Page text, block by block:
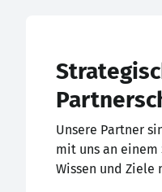
Unsere Partner
mit uns an
Wissen und Ziele